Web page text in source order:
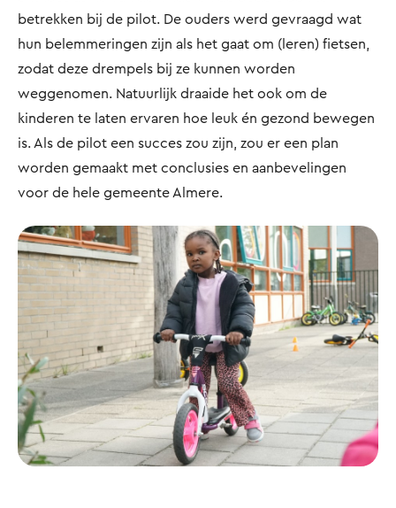
betrekken bij de pilot. De ouders werd gevraagd wat
hun belemmeringen zijn als het gaat om (leren) fietsen,
zodat deze drempels bij ze kunnen worden
weggenomen. Natuurlijk draaide het ook om de
kinderen te laten ervaren hoe leuk én gezond bewegen
is. Als de pilot een succes zou zijn, zou er een plan
worden gemaakt met conclusies en aanbevelingen
voor de hele gemeente Almere.